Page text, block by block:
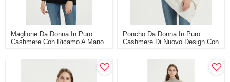
Maglione Da Donna In Puro
Cashmere Con Ricamo A Mano
Poncho Da Donna In Puro
Cashmere Di Nuovo Design Con